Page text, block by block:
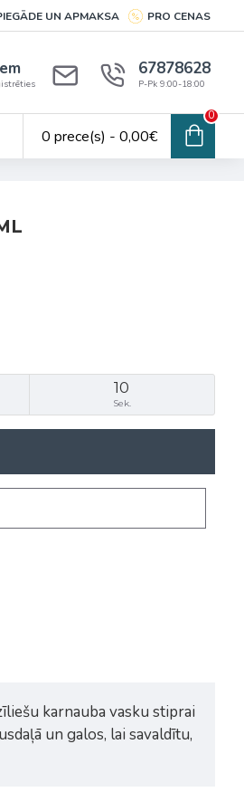
UN APMAKSA PRO CENAS
67878628
P-Pk 9:00-18:00
0 prece(s) - 0,00€
0
10
Sek.
karnauba vasku stiprai
un galos, lai savaldītu,